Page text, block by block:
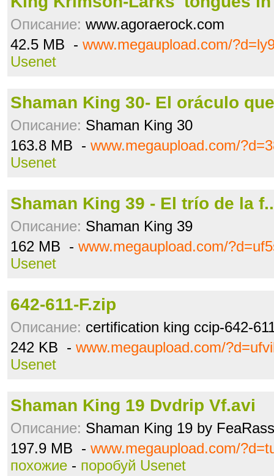
Описание: www.agoraerock.com
42.5 MB - www.megaupload.com/
Usenet
Shaman King 30- El oráculo
Описание: Shaman King 30
163.8 MB - www.megaupload.com/
Usenet
Shaman King 39 - El trío de la
Описание: Shaman King 39
162 MB - www.megaupload.com/
Usenet
642-611-F.zip
Описание: certification king ccip-642-
242 KB - www.megaupload.com/
Usenet
Shaman King 19 Dvdrip Vf.avi
Описание: Shaman King 19 by
197.9 MB - www.megaupload.com/
похожие - поробуй Usenet